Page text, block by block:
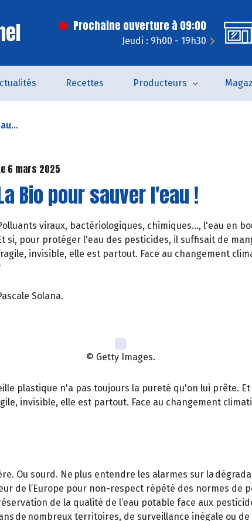
Prochaine ouverture à 09:00
Jeudi : 9h00 - 19h30
Recettes Producteurs
6 mars 2025
Bio pour sauver l'eau !
viraux, bactériologiques, chimiques..., l'eau en
si, pour protéger l'eau des pesticides, il suffisait de
invisible, elle est partout. Face au changement
Solana.
© Getty Images.
plastique n'a pas toujours la pureté qu'on lui prête.
invisible, elle est partout. Face au changement
Ou sourd. Ne plus entendre les alarmes sur la
de l’Europe pour non-respect répété des normes
de la qualité de l’eau potable face aux
de nombreux territoires, de surveillance inégale ou